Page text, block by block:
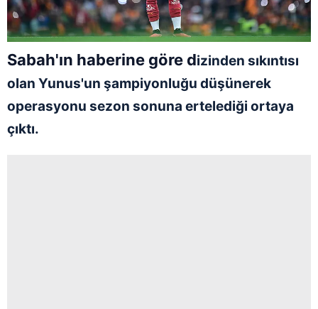
Sabah'ın haberine göre dizinden sıkıntısı
olan Yunus'un şampiyonluğu düşünerek
operasyonu sezon sonuna ertelediği ortaya
çıktı.